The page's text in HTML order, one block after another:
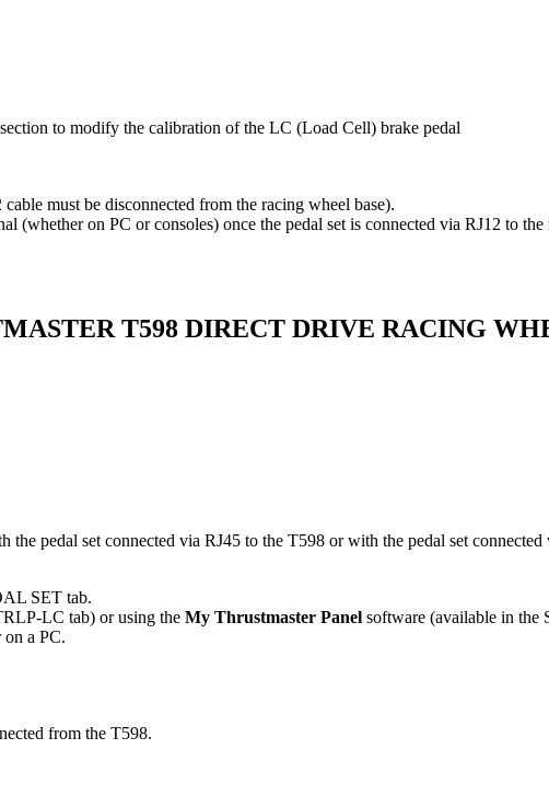
section to modify the calibration of the LC (Load Cell) brake pedal
must be disconnected from the racing wheel base).
(whether on PC or consoles) once the pedal set is connected via RJ12 to
T598 DIRECT DRIVE RACING
pedal set connected via RJ45 to the T598 or with the pedal set
SET tab.
LC tab) or using the My Thrustmaster Panel software (available in the
a PC.
from the T598.